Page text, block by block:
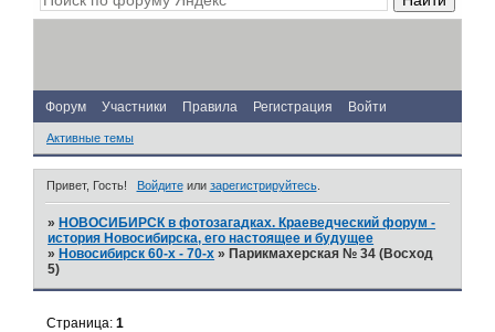
Форум Участники Правила Регистрация Войти
Активные темы
Привет, Гость! Войдитеили зарегистрируйтесь.
» НОВОСИБИРСК в фотозагадках. Краеведческий форум -
история Новосибирска, его настоящее и будущее
» Новосибирск 60-х - 70-х » Парикмахерская № 34 (Восход
5)
Страница:1